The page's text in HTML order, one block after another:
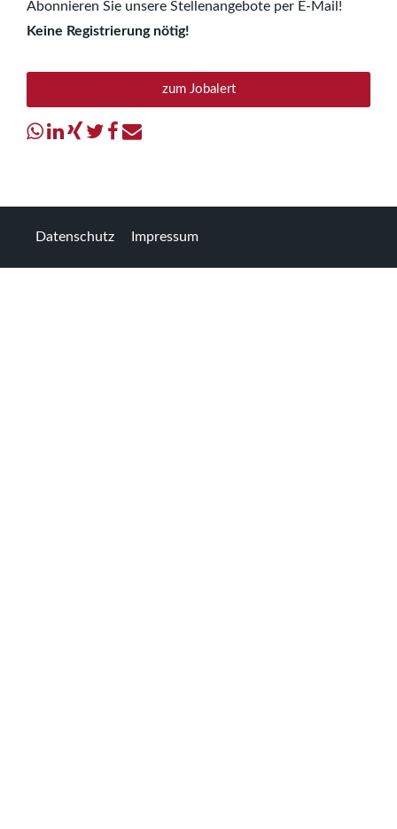
Abonnieren Sie unsere Stellenangebote per E-Mail!
Keine Registrierung nötig!
zum Jobalert
Datenschutz Impressum